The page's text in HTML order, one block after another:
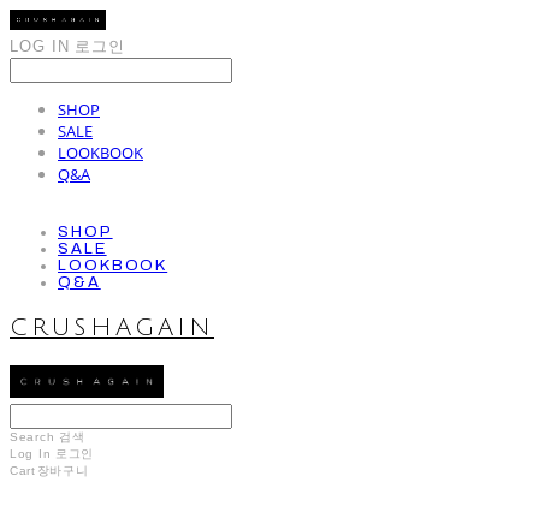
LOG IN 로그인
SHOP
SALE
LOOKBOOK
Q&A
SHOP
SALE
LOOKBOOK
Q&A
CRUSHAGAIN
Search 검색
Log In 로그인
Cart 장바구니